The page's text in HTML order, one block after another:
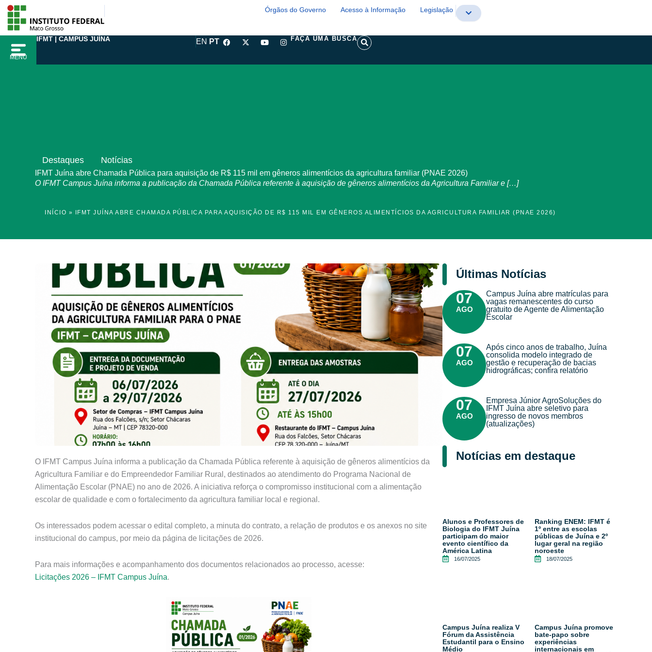
para
conteúdo
Órgãos do Governo Acesso à Informação Legislação
MENU
IFMT | CAMPUS JUÍNA EN PT
F
a
X
-
Y
o
I
n
FAÇA UMA BUSCA
S
e
Destaques Notícias
IFMT Juína abre Chamada Pública para aquisição de R$ 115 mil em gêneros alimentícios da agricultura familiar (PNAE 2026)
O IFMT Campus Juína informa a publicação da Chamada Pública referente à aquisição de gêneros alimentícios da Agricultura Familiar e […]
INÍCIO » IFMT JUÍNA ABRE CHAMADA PÚBLICA PARA AQUISIÇÃO DE R$ 115 MIL EM GÊNEROS ALIMENTÍCIOS DA AGRICULTURA FAMILIAR (PNAE 2026)
O IFMT Campus Juína informa a publicação da Chamada Pública referente à aquisição de gêneros alimentícios da
Agricultura Familiar e do Empreendedor Familiar Rural, destinados ao atendimento do Programa Nacional de
Alimentação Escolar (PNAE) no ano de 2026. A iniciativa reforça o compromisso institucional com a alimentação
escolar de qualidade e com o fortalecimento da agricultura familiar local e regional.
Os interessados podem acessar o edital completo, a minuta do contrato, a relação de produtos e os anexos no site
institucional do campus, por meio da página de licitações de 2026.
Para mais informações e acompanhamento dos documentos relacionados ao processo, acesse:
Licitações 2026 – IFMT Campus Juína.
Últimas Notícias
07
AGO
Campus Juína abre matrículas para
vagas remanescentes do curso
gratuito de Agente de Alimentação
Escolar
07
AGO
Após cinco anos de trabalho, Juína
consolida modelo integrado de
gestão e recuperação de bacias
hidrográficas; confira relatório
07
AGO
Empresa Júnior AgroSoluções do
IFMT Juína abre seletivo para
ingresso de novos membros
(atualizações)
Notícias em destaque
Alunos e Professores de
Biologia do IFMT Juína
participam do maior
evento científico da
América Latina
16/07/2025
Ranking ENEM: IFMT é
1º entre as escolas
públicas de Juína e 2º
lugar geral na região
noroeste
18/07/2025
Campus Juína realiza V
Fórum da Assistência
Estudantil para o Ensino
Médio
Campus Juína promove
bate-papo sobre
experiências
internacionais em